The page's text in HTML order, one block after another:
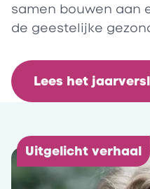
samen bouwen aan
de geestelijke
Lees het
Uitgelicht verhaal